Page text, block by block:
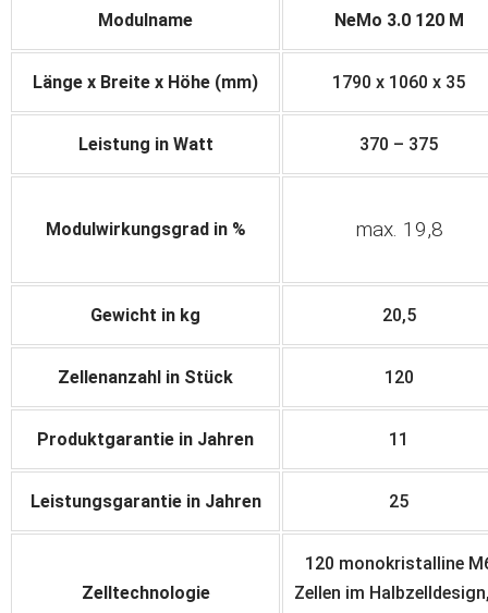
Modulname NeMo 3.0 120 M
Länge x Breite x Höhe (mm) 1790 x 1060 x 35
Leistung in Watt 370 – 375
Modulwirkungsgrad in % max. 19,8
Gewicht in kg 20,5
Zellenanzahl in Stück 120
Produktgarantie in Jahren 11
Leistungsgarantie in Jahren 25
Zelltechnologie
120 monokristalline
Zellen im